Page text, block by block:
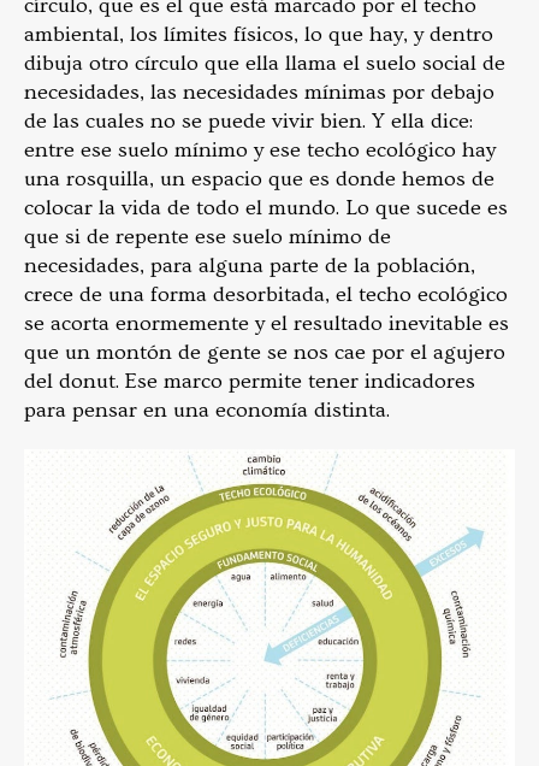
círculo, que es el que está marcado por el techo
ambiental, los límites físicos, lo que hay, y dentro
dibuja otro círculo que ella llama el suelo social de
necesidades, las necesidades mínimas por debajo
de las cuales no se puede vivir bien. Y ella dice:
entre ese suelo mínimo y ese techo ecológico hay
una rosquilla, un espacio que es donde hemos de
colocar la vida de todo el mundo. Lo que sucede es
que si de repente ese suelo mínimo de
necesidades, para alguna parte de la población,
crece de una forma desorbitada, el techo ecológico
se acorta enormemente y el resultado inevitable es
que un montón de gente se nos cae por el agujero
del donut. Ese marco permite tener indicadores
para pensar en una economía distinta.